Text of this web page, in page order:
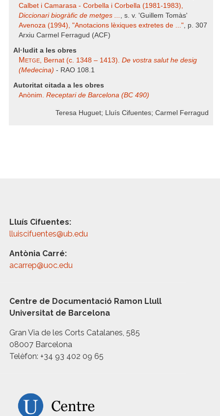
Calbet i Camarasa - Corbella i Corbella (1981-1983),
Diccionari biogràfic de metges ... , s. v. 'Guillem Tomàs'
Avenoza (1994), "Anotacions lèxiques extretes de ...", p. 307
Arxiu Carmel Ferragud (ACF)
Al·ludit a les obres
Metge, Bernat (c. 1348 – 1413). De vostra salut he desig
(Medecina) - RAO 108.1
Autoritat citada a les obres
Anònim. Receptari de Barcelona (BC 490)
Teresa Huguet; Lluís Cifuentes; Carmel Ferragud
Lluís Cifuentes:
lluiscifuentes@ub.edu
Antònia Carré:
acarrep@uoc.edu
Centre de Documentació Ramon Llull
Universitat de Barcelona
Gran Via de les Corts Catalanes, 585
08007 Barcelona
Telèfon: +34 93 402 09 65